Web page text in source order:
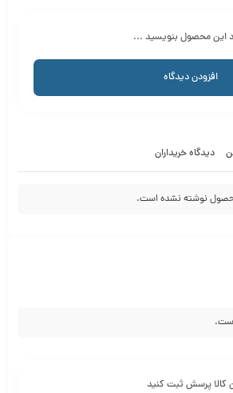
دیدگاه خریداران
نوشته نشده است.
این محصول بنویسید ...
افزودن دیدگاه
کالا پرسش ثبت کنید